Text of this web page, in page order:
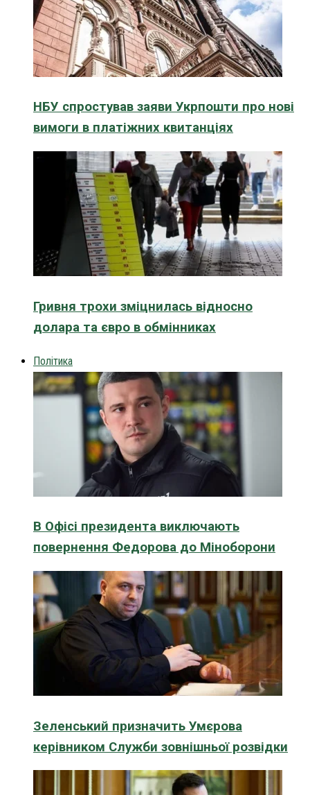
НБУ спростував заяви Укрпошти про нові
вимоги в платіжних квитанціях
Гривня трохи зміцнилась відносно
долара та євро в обмінниках
Політика
В Офісі президента виключають
повернення Федорова до Міноборони
Зеленський призначить Умєрова
керівником Служби зовнішньої розвідки